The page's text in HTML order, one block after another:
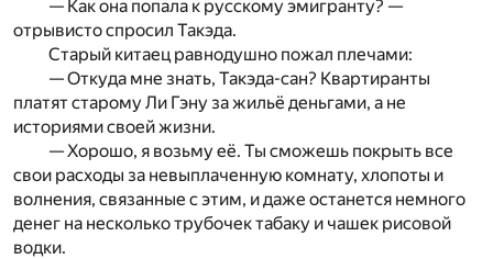
— Как она попала к русскому эмигранту? —
отрывисто спросил Такэда.
Старый китаец равнодушно пожал плечами:
— Откуда мне знать, Такэда-сан? Квартиранты
платят старому Ли Гэну за жильё деньгами, а не
историями своей жизни.
— Хорошо, я возьму её. Ты сможешь покрыть все
свои расходы за невыплаченную комнату, хлопоты и
волнения, связанные с этим, и даже останется немного
денег на несколько трубочек табаку и чашек рисовой
водки.